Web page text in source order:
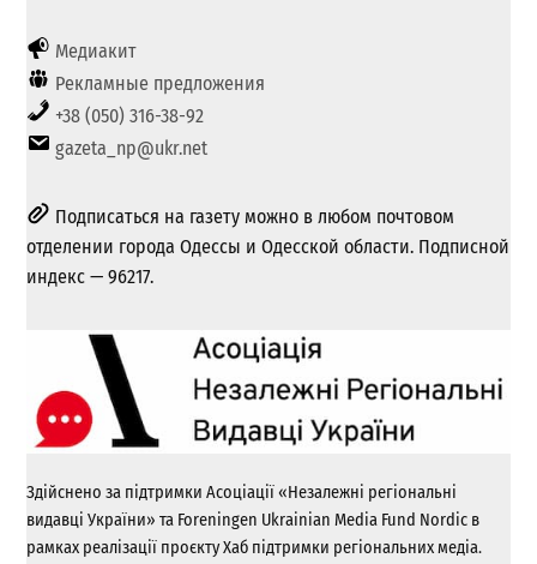
Медиакит
Рекламные предложения
+38 (050) 316-38-92
gazeta_np@ukr.net
Подписаться на газету можно в любом почтовом
отделении города Одессы и Одесской области. Подписной
индекс — 96217.
Здійснено за підтримки Асоціації «Незалежні регіональні
видавці України» та Foreningen Ukrainian Media Fund Nordic в
рамках реалізації проєкту Хаб підтримки регіональних медіа.